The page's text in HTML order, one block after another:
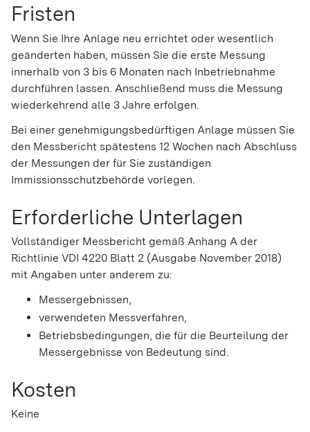
Fristen
Wenn Sie Ihre Anlage neu errichtet oder wesentlich
geänderten haben, müssen Sie die erste Messung
innerhalb von 3 bis 6 Monaten nach Inbetriebnahme
durchführen lassen. Anschließend muss die Messung
wiederkehrend alle 3 Jahre erfolgen.
Bei einer genehmigungsbedürftigen Anlage müssen Sie
den Messbericht spätestens 12 Wochen nach Abschluss
der Messungen der für Sie zuständigen
Immissionsschutzbehörde vorlegen.
Erforderliche Unterlagen
Vollständiger Messbericht gemäß Anhang A der
Richtlinie VDI 4220 Blatt 2 (Ausgabe November 2018)
mit Angaben unter anderem zu:
Messergebnissen,
verwendeten Messverfahren,
Betriebsbedingungen, die für die Beurteilung der
Messergebnisse von Bedeutung sind.
Kosten
Keine